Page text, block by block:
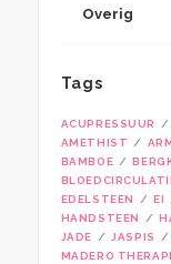
Overig
Tags
ACUPRESSUUR
AMETHIST
BAMBOE
EDELSTEEN
EI
HANDSTEEN
JADE
JASPIS
MADERO